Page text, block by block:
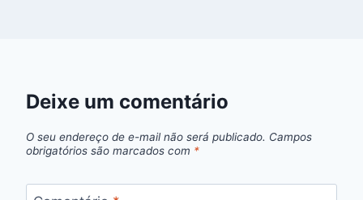
Deixe um comentário
O seu endereço de e-mail não será publicado. Campos
obrigatórios são marcados com *